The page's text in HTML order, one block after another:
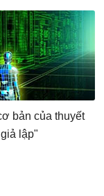
bản của thuyết
lập"